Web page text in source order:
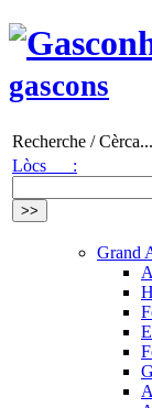
gascons
Recherche / Cèrca...
Lòcs :
Grand